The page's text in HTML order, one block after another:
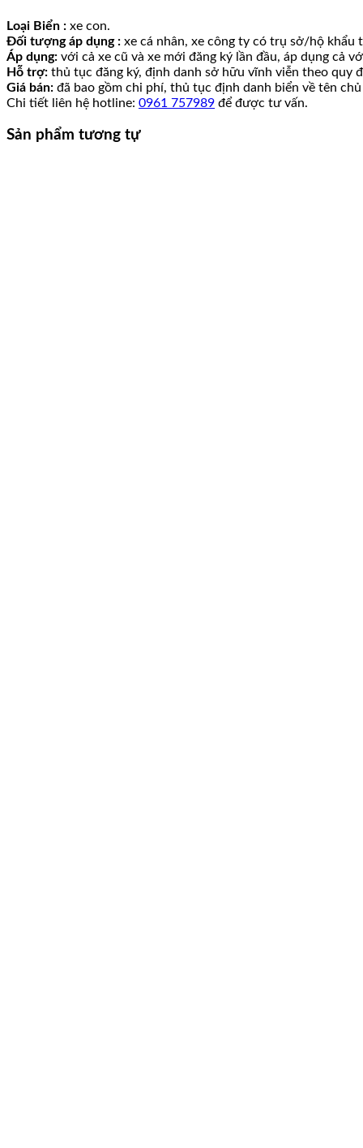
Loại Biển : xe con.
Đối tượng áp dụng : xe cá nhân, xe công ty có trụ sở/hộ khẩu
Áp dụng: với cả xe cũ và xe mới đăng ký lần đầu, áp dụng cả
Hỗ trợ: thủ tục đăng ký, định danh sở hữu vĩnh viễn theo quy
Giá bán: đã bao gồm chi phí, thủ tục định danh biển về tên
Chi tiết liên hệ hotline: 0961 757989 để được tư vấn.
Sản phẩm tương tự